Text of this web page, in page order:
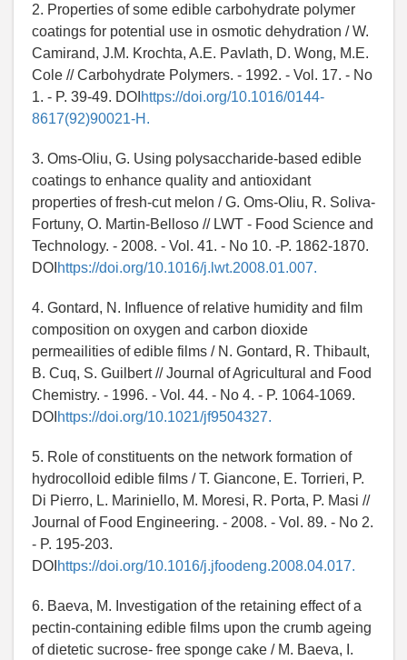
2. Properties of some edible carbohydrate polymer
coatings for potential use in osmotic dehydration / W.
Camirand, J.M. Krochta, A.E. Pavlath, D. Wong, M.E.
Cole // Carbohydrate Polymers. - 1992. - Vol. 17. - No
1. - P. 39-49. DOI https://doi.org/10.1016/0144-
8617(92)90021-H.
3. Oms-Oliu, G. Using polysaccharide-based edible
coatings to enhance quality and antioxidant
properties of fresh-cut melon / G. Oms-Oliu, R. Soliva-
Fortuny, O. Martin-Belloso // LWT - Food Science and
Technology. - 2008. - Vol. 41. - No 10. -P. 1862-1870.
DOI https://doi.org/10.1016/j.lwt.2008.01.007.
4. Gontard, N. Influence of relative humidity and film
composition on oxygen and carbon dioxide
permeailities of edible films / N. Gontard, R. Thibault,
B. Cuq, S. Guilbert // Journal of Agricultural and Food
Chemistry. - 1996. - Vol. 44. - No 4. - P. 1064-1069.
DOI https://doi.org/10.1021/jf9504327.
5. Role of constituents on the network formation of
hydrocolloid edible films / T. Giancone, E. Torrieri, P.
Di Pierro, L. Mariniello, M. Moresi, R. Porta, P. Masi //
Journal of Food Engineering. - 2008. - Vol. 89. - No 2.
- P. 195-203.
DOI https://doi.org/10.1016/j.jfoodeng.2008.04.017.
6. Baeva, M. Investigation of the retaining effect of a
pectin-containing edible films upon the crumb ageing
of dietetic sucrose- free sponge cake / M. Baeva, I.